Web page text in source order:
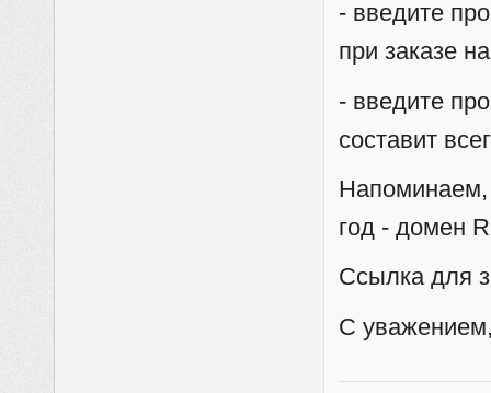
- введите
при заказе
- введите
составит
Напоминаем,
год - домен
Ссылка для
С